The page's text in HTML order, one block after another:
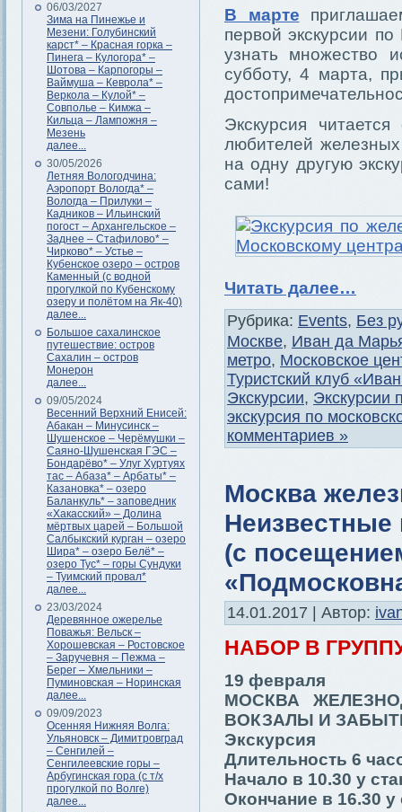
06/03/2027
Зима на Пинежье и
Мезени: Голубинский
карст* – Красная горка –
Пинега – Кулогора* –
Шотова – Карпогоры –
Ваймуша – Кеврола* –
Веркола – Кулой* –
Совполье – Кимжа –
Кильца – Лампожня –
Мезень
далее...
30/05/2026
Летняя Вологодчина:
Аэропорт Вологда* –
Вологда – Прилуки –
Кадников – Ильинский
погост – Архангельское –
Заднее – Стафилово* –
Чирково* – Устье –
Кубенское озеро – остров
Каменный (с водной
прогулкой по Кубенскому
озеру и полётом на Як-40)
далее...
Большое сахалинское
путешествие: остров
Сахалин – остров
Монерон
далее...
09/05/2024
Весенний Верхний Енисей:
Абакан – Минусинск –
Шушенское – Черёмушки –
Саяно-Шушенская ГЭС –
Бондарёво* – Улуг Хуртуях
тас – Абаза* – Арбаты* –
Казановка* – озеро
Баланкуль* – заповедник
«Хакасский» – Долина
мёртвых царей – Большой
Салбыкский курган – озеро
Шира* – озеро Белё* –
озеро Тус* – горы Сундуки
– Туимский провал*
далее...
23/03/2024
Деревянное ожерелье
Поважья: Вельск –
Хорошевская – Ростовское
– Заручевня – Пежма –
Берег – Хмельники –
Пуминовская – Норинская
далее...
09/09/2023
Осенняя Нижняя Волга:
Ульяновск – Димитровград
– Сенгилей –
Сенгилеевские горы –
Арбугинская гора (с т/х
прогулкой по Волге)
далее...
В марте
первой экскурсии
узнать множество
субботу, 4 марта,
Экскурсия
любителей
на одну другую
сами!
Читать далее…
Рубрика: Events, Без
Москве, Иван да
метро, Московское
Туристский клуб
Экскурсии, Экскурсии
экскурсия по
комментариев »
Москва
Неизвестные
(с
14.01.2017 | Автор:
НАБОР В
19 февраля
МОСКВА
ВОКЗАЛЫ И
Экскурсия
Длительность 6
Начало в 10.30 у
Окончание в 16.30